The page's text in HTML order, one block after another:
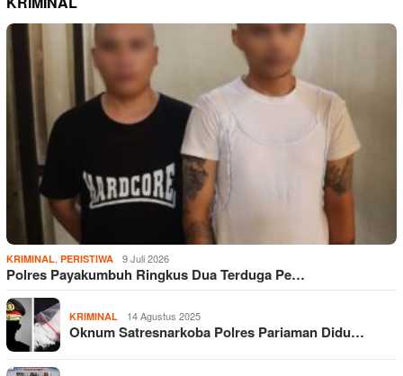
KRIMINAL PERISTIWA 9 Juli 2026
Polres Payakumbuh Ringkus Dua Terduga Pe…
KRIMINAL 14 Agustus 2025
Oknum Satresnarkoba Polres Pariaman Didu…